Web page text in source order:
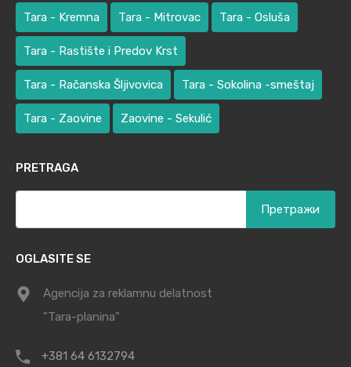
Tara - Kremna Tara - Mitrovac Tara - Osluša
Tara - Rastište i Predov Krst
Tara - Račanska Šljivovica Tara - Sokolina -smeštaj
Tara - Zaovine Zaovine - Sekulić
PRETRAGA
OGLASITE SE
Agencija za reklamnu delatnost
"Tara-planina"
+381 64 6132794